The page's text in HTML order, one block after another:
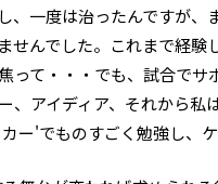
、一度は治ったんですが、
せんでした。これまで経験
って・・・でも、試合でサ
、アイディア、それから私
ー'でものすごく勉強し、